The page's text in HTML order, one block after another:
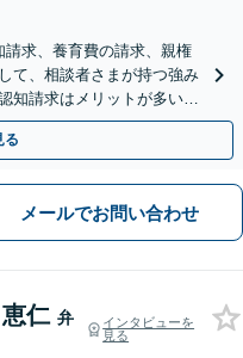
請求、養育費の請求、親権
て、相談者さまが持つ強み
知請求はメリットが多いの
初回相談無料】
る
メールでお問い合わせ
仁 弁
インタビューを
見る